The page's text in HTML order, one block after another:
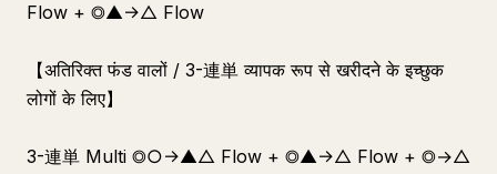
Flow + ◎▲→△ Flow
【अतिरिक्त फंड वालों / 3-連単 व्यापक रूप से खरीदने के इच्छुक
लोगों के लिए】
3-連単 Multi ◎○→▲△ Flow + ◎▲→△ Flow + ◎→△